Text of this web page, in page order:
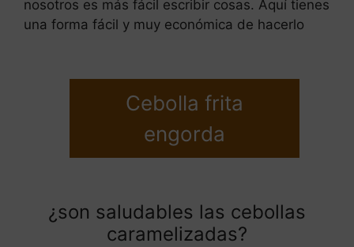
nosotros es más fácil escribir cosas. Aquí tienes
una forma fácil y muy económica de hacerlo
Cebolla frita
engorda
¿son saludables las cebollas
caramelizadas?